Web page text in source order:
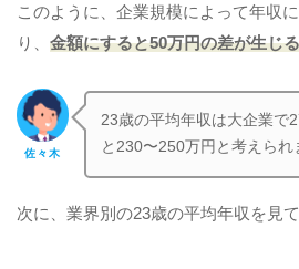
このように、企業規模によって年収
り、 金額にすると50万円の差が生じる
佐々木
23歳の平均年収は大企業で
と230〜250万円と考えられ
次に、業界別の23歳の平均年収を見